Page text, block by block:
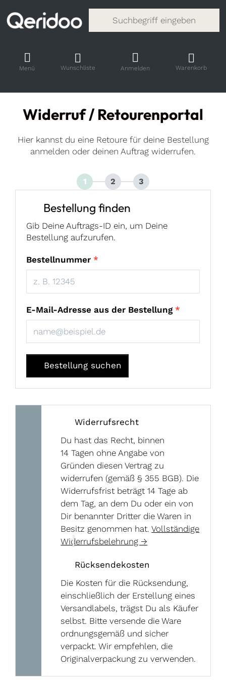
Menü Wunschliste Anmelden Warenkorb
Widerruf / Retourenportal
Hier kannst du eine Retoure für deine Bestellung
anmelden oder deinen Auftrag widerrufen.
1 2 3
Bestellung finden
Gib Deine Auftrags-ID ein, um Deine
Bestellung aufzurufen.
Bestellnummer *
E-Mail-Adresse aus der Bestellung *
Bestellung suchen
Widerrufsrecht
Du hast das Recht, binnen
14 Tagen ohne Angabe von
Gründen diesen Vertrag zu
widerrufen (gemäß § 355 BGB). Die
Widerrufsfrist beträgt 14 Tage ab
dem Tag, an dem Du oder ein von
Dir benannter Dritter die Waren in
Besitz genommen hat.Vollständige
Widerrufsbelehrung →
Rücksendekosten
Die Kosten für die Rücksendung,
einschließlich der Erstellung eines
Versandlabels, trägst Du als Käufer
selbst. Bitte versende die Ware
ordnungsgemäß und sicher
verpackt. Wir empfehlen, die
Originalverpackung zu verwenden.